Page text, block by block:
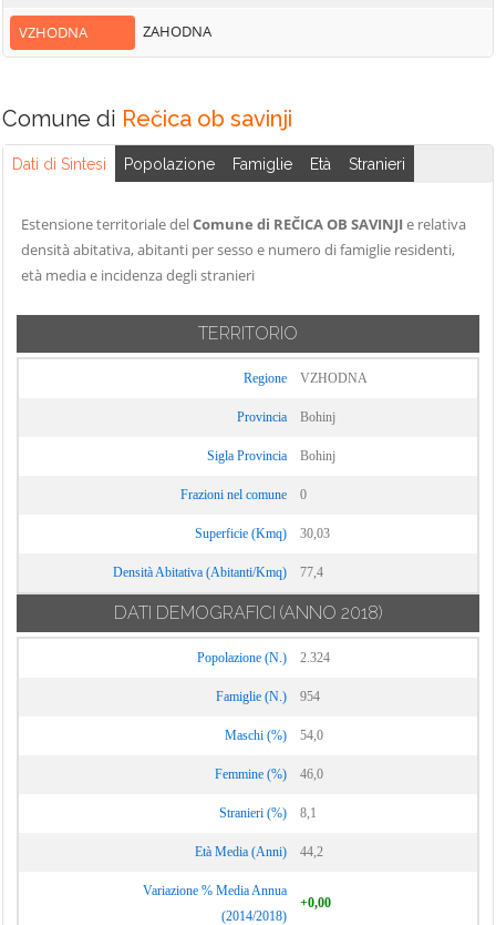
VZHODNA ZAHODNA
Comune di Rečica ob savinji
Dati di Sintesi Popolazione Famiglie Età Stranieri
Estensione territoriale delComune di REČICA OB SAVINJI e relativa
densità abitativa, abitanti per sesso e numero di famiglie residenti,
età media e incidenza degli stranieri
TERRITORIO
Regione VZHODNA
Provincia Bohinj
Sigla Provincia Bohinj
Frazioni nel comune 0
Superficie (Kmq) 30,03
Densità Abitativa (Abitanti/Kmq) 77,4
DATI DEMOGRAFICI (ANNO 2018)
Popolazione (N.) 2.324
Famiglie (N.) 954
Maschi (%) 54,0
Femmine (%) 46,0
Stranieri (%) 8,1
Età Media (Anni) 44,2
Variazione % Media Annua
(2014/2018)
+0,00